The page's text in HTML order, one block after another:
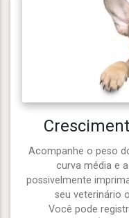
Acompanhe o peso
curva média e
possivelmente
seu veterinário
Você pode